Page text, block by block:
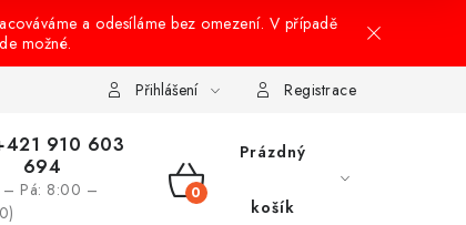
a odesíláme bez omezení. V případě
možné.
osobních údajů Návody na montáž
Přihlášení Registrace
910 603
694
– Pá: 8:00 –
NÁKUPNÍ
Prázdný
košík